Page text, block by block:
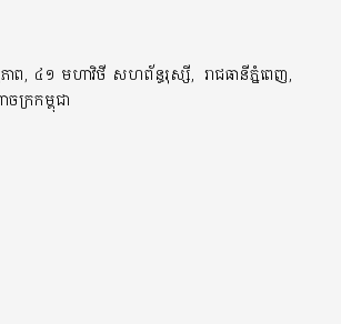
តភាព, ៤១ មហាវិថី សហព័ន្ធរុស្សី, រាជធានីភ្នំពេញ,
ចក្រកម្ពុជា